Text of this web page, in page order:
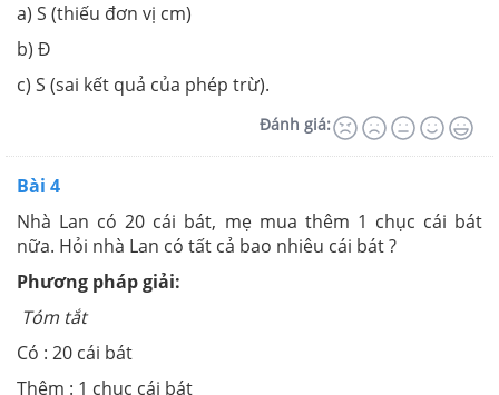
a) S (thiếu đơn vị cm)
b) Đ
c) S (sai kết quả của phép trừ).
Đánh giá:
Bài 4
Nhà Lan có 20 cái bát, mẹ mua thêm 1 chục cái bát
nữa. Hỏi nhà Lan có tất cả bao nhiêu cái bát ?
Phương pháp giải:
Tóm tắt
Có : 20 cái bát
Thêm : 1 chục cái bát